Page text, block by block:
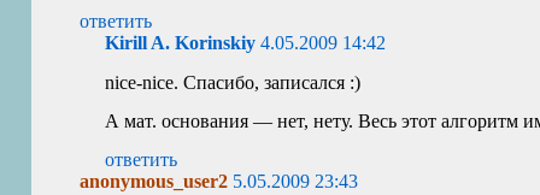
ответить
Kirill A. Korinskiy 4.05.2009 14:42
nice-nice. Спасибо, записался :)
А мат. основания — нет, нету. Весь этот алгоритм
ответить
anonymous_user2 5.05.2009 23:43